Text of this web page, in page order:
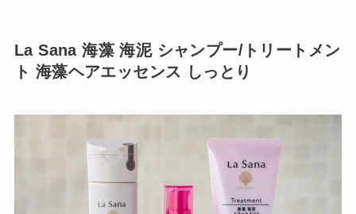
La Sana 海藻 海泥 シャンプー/トリートメン
ト 海藻ヘアエッセンス しっとり